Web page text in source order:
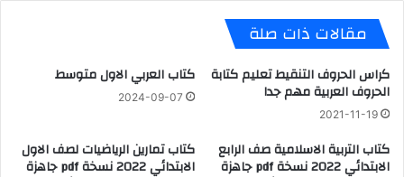
مقالات ذات صلة
كراس الحروف التنقيط تعليم كتابة
الحروف العربية مهم جدا
2021-11-19
كتاب العربي الاول متوسط
2024-09-07
كتاب التربية الاسلامية صف الرابع
الابتدائي 2022 نسخة pdf جاهزة
كتاب تمارين الرياضيات لصف الاول
الابتدائي 2022 نسخة pdf جاهزة